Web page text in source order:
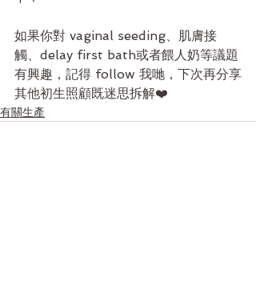
如果你對 vaginal seeding、肌膚接
觸、delay first bath或者餵人奶等議題
有興趣，記得 follow 我哋，下次再分享
其他初生照顧既迷思拆解❤️
有關生產